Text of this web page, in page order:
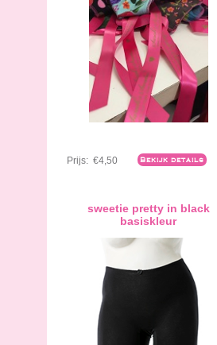
Prijs: €4,50 Bekijk details
sweetie pretty in black
basiskleur